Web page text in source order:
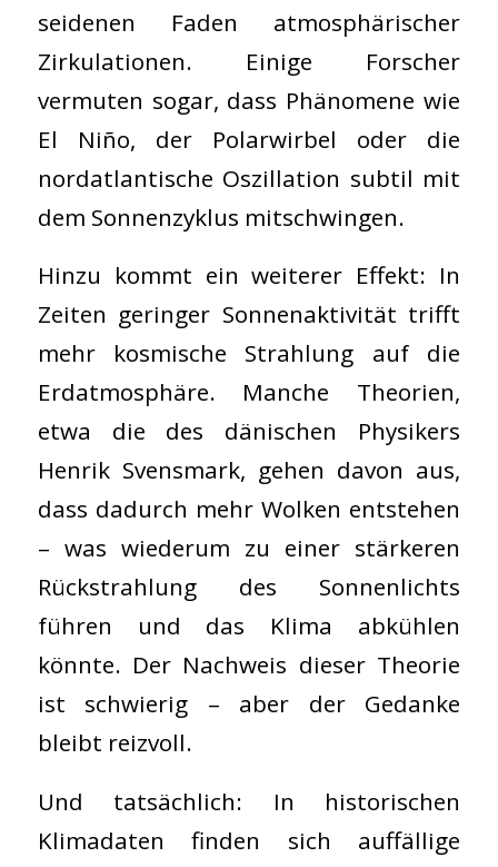
seidenen Faden atmosphärischer
Zirkulationen. Einige Forscher
vermuten sogar, dass Phänomene wie
El Niño, der Polarwirbel oder die
nordatlantische Oszillation subtil mit
dem Sonnenzyklus mitschwingen.
Hinzu kommt ein weiterer Effekt: In
Zeiten geringer Sonnenaktivität trifft
mehr kosmische Strahlung auf die
Erdatmosphäre. Manche Theorien,
etwa die des dänischen Physikers
Henrik Svensmark, gehen davon aus,
dass dadurch mehr Wolken entstehen
– was wiederum zu einer stärkeren
Rückstrahlung des Sonnenlichts
führen und das Klima abkühlen
könnte. Der Nachweis dieser Theorie
ist schwierig – aber der Gedanke
bleibt reizvoll.
Und tatsächlich: In historischen
Klimadaten finden sich auffällige